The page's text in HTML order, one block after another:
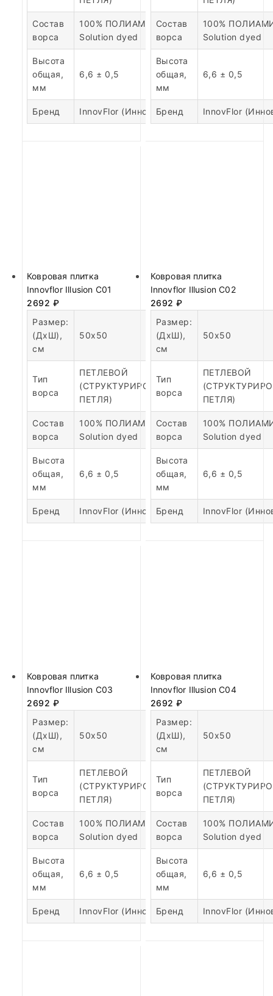
Состав
ворса
100% ПОЛИАМИД
Solution dyed
Высота
общая,
мм
6,6 ± 0,5
Бренд InnovFlor (Инновфлор)
Состав
ворса
100%
Solution dyed
Высота
общая,
мм
6,6 ± 0,5
Бренд InnovFlor
Ковровая плитка
Innovflor Illusion C01
2692 ₽
Размер:
(ДхШ),
см
50х50
Тип
ворса
ПЕТЛЕВОЙ
(СТРУКТУРИРОВАННАЯ
ПЕТЛЯ)
Состав
ворса
100% ПОЛИАМИД
Solution dyed
Высота
общая,
мм
6,6 ± 0,5
Бренд InnovFlor (Инновфлор)
Ковровая плитка
Innovflor Illusion C02
2692 ₽
Размер:
(ДхШ),
см
50х50
Тип
ворса
ПЕТЛЕВОЙ
ПЕТЛЯ)
Состав
ворса
100%
Solution dyed
Высота
общая,
мм
6,6 ± 0,5
Бренд InnovFlor
Ковровая плитка
Innovflor Illusion C03
2692 ₽
Размер:
(ДхШ),
см
50х50
Тип
ворса
ПЕТЛЕВОЙ
(СТРУКТУРИРОВАННАЯ
ПЕТЛЯ)
Состав
ворса
100% ПОЛИАМИД
Solution dyed
Высота
общая,
мм
6,6 ± 0,5
Бренд InnovFlor (Инновфлор)
Ковровая плитка
Innovflor Illusion C04
2692 ₽
Размер:
(ДхШ),
см
50х50
Тип
ворса
ПЕТЛЕВОЙ
ПЕТЛЯ)
Состав
ворса
100%
Solution dyed
Высота
общая,
мм
6,6 ± 0,5
Бренд InnovFlor